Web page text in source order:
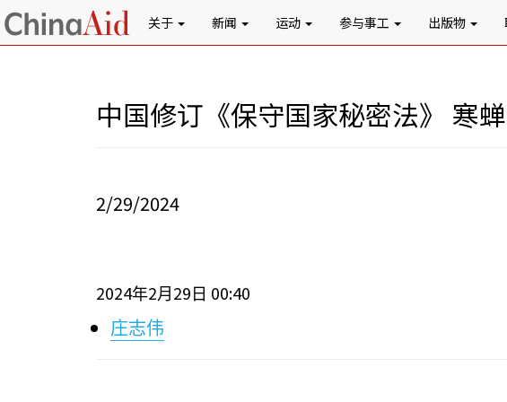
关于 新闻 运动 参与事工 出版物
中国修订《保守国家秘密法》 寒
2/29/2024
2024年2月 29 日 00:40
庄志伟